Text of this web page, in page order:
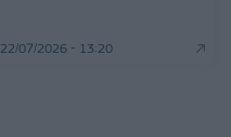
22/07/2026 - 13:20